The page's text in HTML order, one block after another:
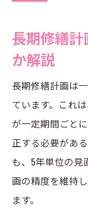
長期修繕
か解説
長期修繕計画は
ています。これ
が一定期間ごと
正する必要があ
も、5年単位の見
画の精度を維持
ます。